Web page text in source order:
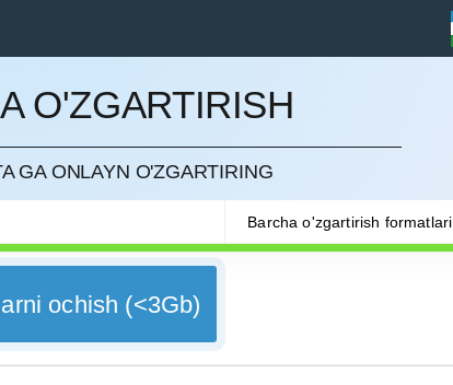
O'ZGARTIRISH
GA ONLAYN O'ZGARTIRING
Barcha o'zgartirish formatlari
ochish (<3Gb)